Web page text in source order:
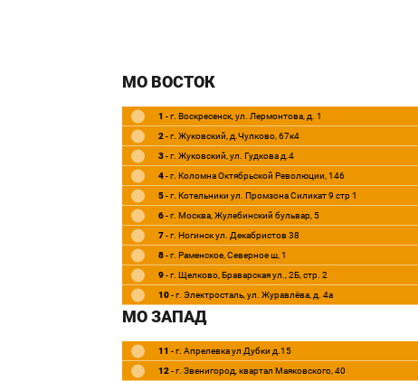
МО ВОСТОК
1 - г. Воскресенск, ул. Лермонтова, д. 1
2- г. Жуковский, д.Чулково, 67к4
3- г. Жуковский, ул. Гудкова д.4
4- г. Коломна Октябрьской Революции, 146
5- г. Котельники ул. Промзона Силикат 9 стр 1
6- г. Москва, Жулебинский бульвар, 5
7- г. Ногинск ул. Декабристов 38
8- г. Раменское, Северное ш, 1
9- г. Щелково, Браварская ул., 2Б, стр. 2
10- г. Электросталь, ул. Журавлёва, д. 4а
МО ЗАПАД
11 - г. Апрелевка ул Дубки д.15
12- г. Звенигород, квартал Маяковского, 40